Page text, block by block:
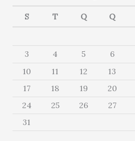
S T Q Q
3
4 5 6
10
11 12 13
17
18 19 20
24
25 26 27
31